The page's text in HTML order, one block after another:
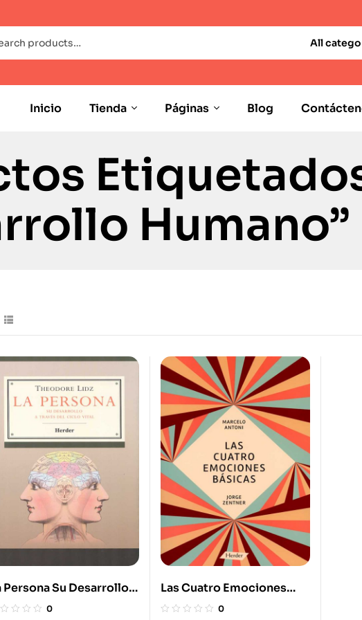
All
Inicio Tienda Páginas Blog
Humano”
Persona Su Desarrollo
Del Ciclo Vital
0
Las Cuatro Emociones
Básicas
0